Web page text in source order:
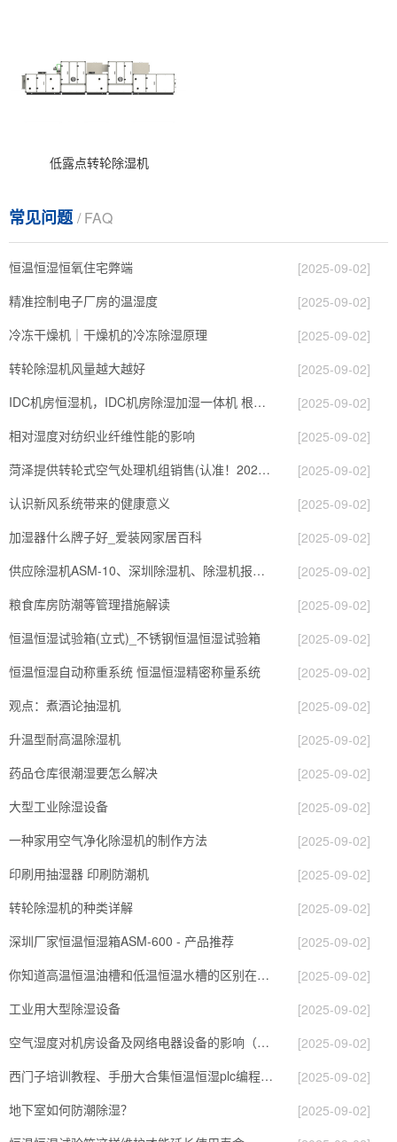
低露点转轮除湿机
常见问题/ FAQ
恒温恒湿恒氧住宅弊端
[2025-09-02]
精准控制电子厂房的温湿度
[2025-09-02]
冷冻干燥机｜干燥机的冷冻除湿原理
[2025-09-02]
转轮除湿机风量越大越好
[2025-09-02]
IDC机房恒湿机，IDC机房除湿加湿一体机 根据现场要求给出解决方案
[2025-09-02]
相对湿度对纺织业纤维性能的影响
[2025-09-02]
菏泽提供转轮式空气处理机组销售(认准！2023已更新)
[2025-09-02]
认识新风系统带来的健康意义
[2025-09-02]
加湿器什么牌子好_爱装网家居百科
[2025-09-02]
供应除湿机ASM-10、深圳除湿机、除湿机报价、抽湿机
[2025-09-02]
粮食库房防潮等管理措施解读
[2025-09-02]
恒温恒湿试验箱(立式)_不锈钢恒温恒湿试验箱
[2025-09-02]
恒温恒湿自动称重系统 恒温恒湿精密称量系统
[2025-09-02]
观点：煮酒论抽湿机
[2025-09-02]
升温型耐高温除湿机
[2025-09-02]
药品仓库很潮湿要怎么解决
[2025-09-02]
大型工业除湿设备
[2025-09-02]
一种家用空气净化除湿机的制作方法
[2025-09-02]
印刷用抽湿器 印刷防潮机
[2025-09-02]
转轮除湿机的种类详解
[2025-09-02]
深圳厂家恒温恒湿箱ASM-600 - 产品推荐
[2025-09-02]
你知道高温恒温油槽和低温恒温水槽的区别在哪里吗？
[2025-09-02]
工业用大型除湿设备
[2025-09-02]
空气湿度对机房设备及网络电器设备的影响（一）
[2025-09-02]
西门子培训教程、手册大合集恒温恒湿plc编程控制.pdf
[2025-09-02]
地下室如何防潮除湿？
[2025-09-02]